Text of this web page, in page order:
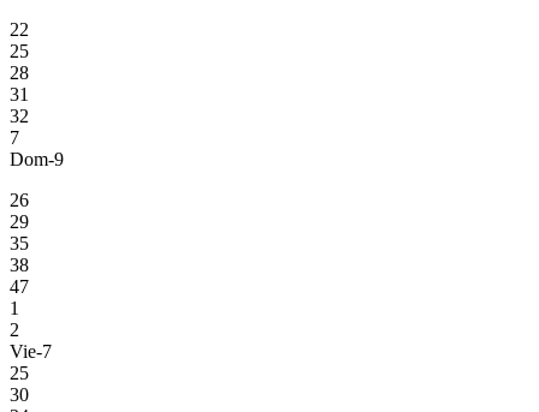
22
25
28
31
32
7
Dom-9
26
29
35
38
47
1
2
Vie-7
25
30